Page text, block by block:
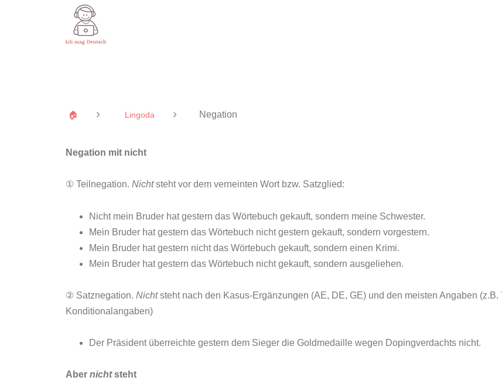
🏠 Lingoda Negation
Negation mit nicht
① Teilnegation. Nichtsteht vor dem verneinten Wort bzw. Satzglied:
Nicht mein Bruder hat gestern das Wörtebuch gekauft, sondern meine Schwester.
Mein Bruder hat gestern das Wörtebuch nicht gestern gekauft, sondern vorgestern.
Mein Bruder hat gestern nicht das Wörtebuch gekauft, sondern einen Krimi.
Mein Bruder hat gestern das Wörtebuch nicht gekauft, sondern ausgeliehen.
② Satznegation. Nichtsteht nach den Kasus-Ergänzungen (AE, DE, GE) und den meisten Angaben
Konditionalangaben)
Der Präsident überreichte gestern dem Sieger die Goldmedaille wegen Dopingverdachts nicht.
Aber nichtsteht